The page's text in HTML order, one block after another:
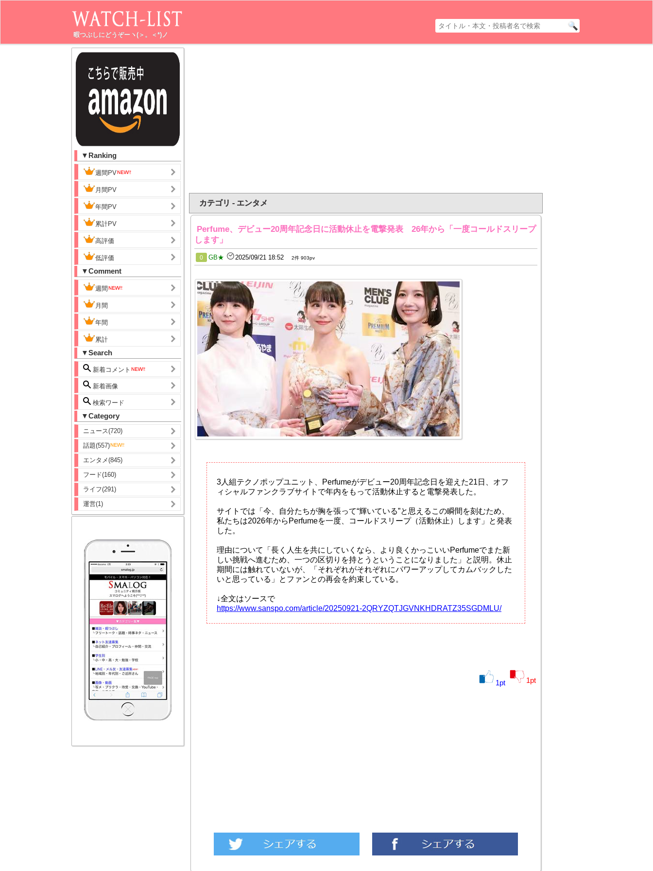
暇つぶしにどうぞーヽ(＞。＜*)ノ
▼Ranking
週間PV
月間PV
年間PV
累計PV
高評価
低評価
▼Comment
週間
月間
年間
累計
▼Search
新着コメント
新着画像
検索ワード
▼Category
ニュース(720)
話題(557)
エンタメ(845)
フード(160)
ライフ(291)
運営(1)
カテゴリ - エンタメ
Perfume、デビュー20周年記念日に活動休止を電撃発表 26年から「一度コールドスリープ
します」
0 GB★ 2025/09/21 18:52 2件 903pv
3人組テクノポップユニット、Perfumeがデビュー20周年記念日を迎えた21日、オフ
ィシャルファンクラブサイトで年内をもって活動休止すると電撃発表した。
サイトでは「今、自分たちが胸を張って“輝いている”と思えるこの瞬間を刻むため、
私たちは2026年からPerfumeを一度、コールドスリープ（活動休止）します」と発表
した。
理由について「長く人生を共にしていくなら、より良くかっこいいPerfumeでまた新
しい挑戦へ進むため、一つの区切りを持とうということになりました」と説明。休止
期間には触れていないが、「それぞれがそれぞれにパワーアップしてカムバックした
いと思っている」とファンとの再会を約束している。
↓全文はソースで
https://www.sanspo.com/article/20250921-2QRYZQTJGVNKHDRATZ35SGDMLU/
1pt 1pt